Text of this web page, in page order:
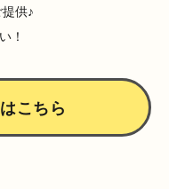
供♪
！
こちら